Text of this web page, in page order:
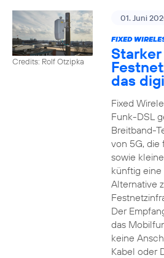
Credits: Rolf Otzipka
01. Juni
FIXED
das
Fixed
Funk-DSL
Breitband-
von 5G, die
sowie
künftig eine
Alternative
Der
das
keine
Kabel oder